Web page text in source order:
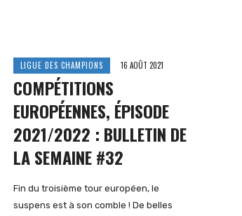
LIGUE DES CHAMPIONS 16 AOÛT 2021
COMPÉTITIONS
EUROPÉENNES, ÉPISODE
2021/2022 : BULLETIN DE
LA SEMAINE #32
Fin du troisième tour européen, le
suspens est à son comble ! De belles